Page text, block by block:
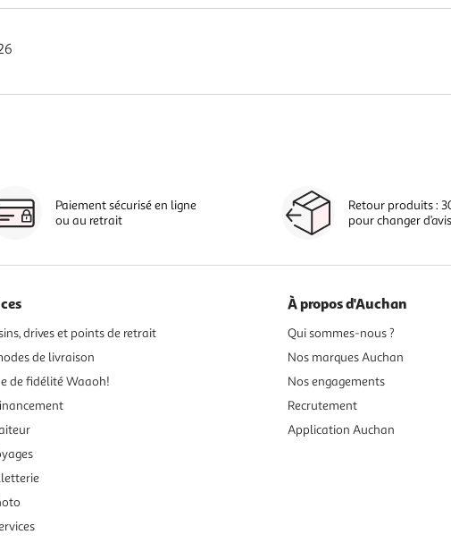
Paiement sécurisé en ligne
ou au retrait
Retour produits :
pour changer d’avis
drives et points de retrait
de livraison
de fidélité Waaoh!
À propos d'Auchan
Qui sommes-nous ?
Nos marques Auchan
Nos engagements
Recrutement
Application Auchan